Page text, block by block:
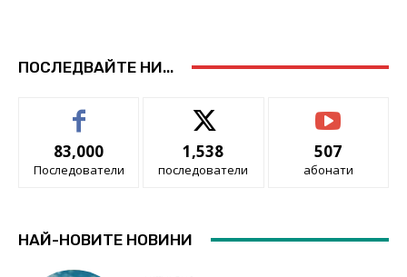
ПОСЛЕДВАЙТЕ НИ...
83,000
Последователи
1,538
последователи
507
абонати
НАЙ-НОВИТЕ НОВИНИ